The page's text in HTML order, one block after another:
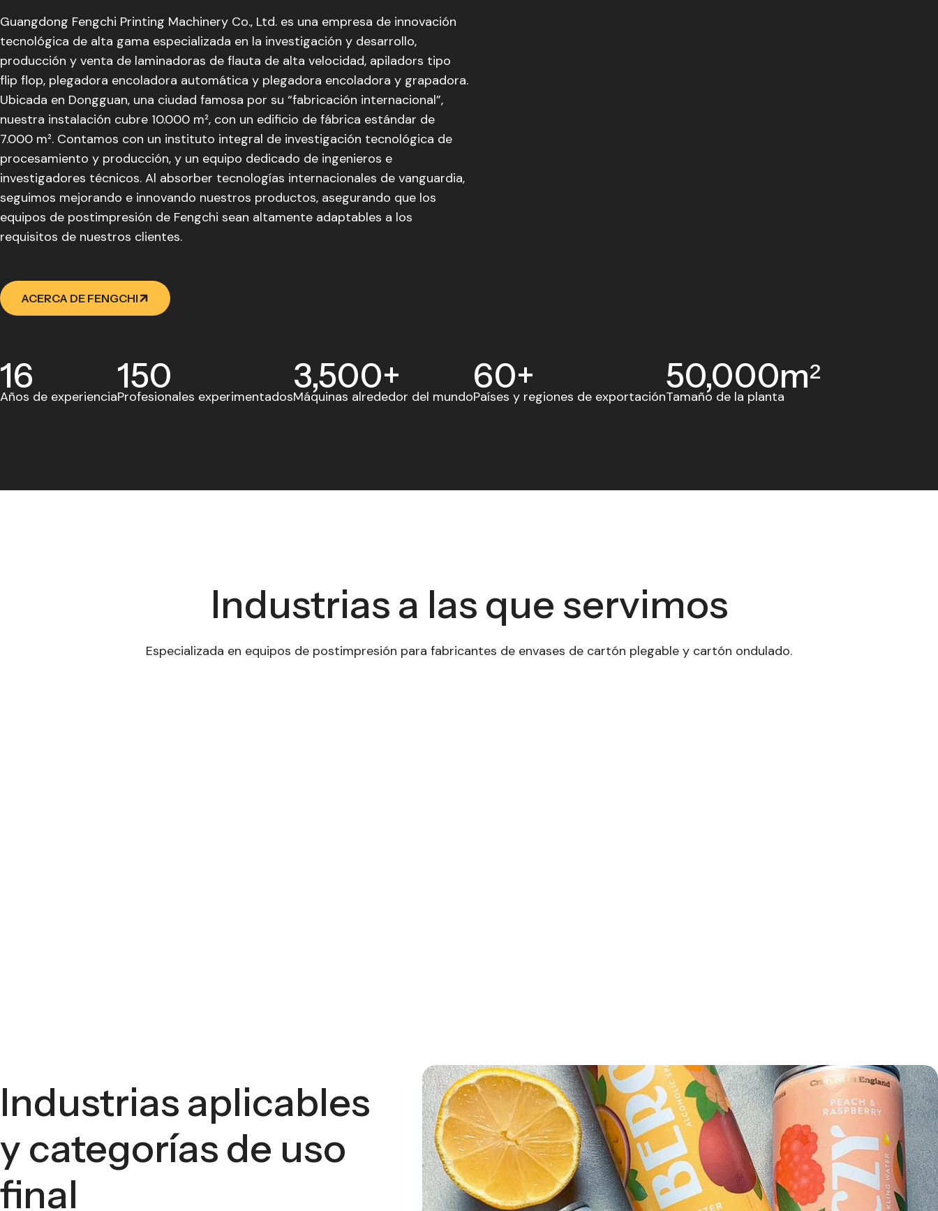
Guangdong Fengchi Printing Machinery Co., Ltd. es una empresa de innovación
tecnológica de alta gama especializada en la investigación y desarrollo,
producción y venta de laminadoras de flauta de alta velocidad, apiladors tipo
flip flop, plegadora encoladora automática y plegadora encoladora y grapadora.
Ubicada en Dongguan, una ciudad famosa por su “fabricación internacional”,
nuestra instalación cubre 10.000 m², con un edificio de fábrica estándar de
7.000 m². Contamos con un instituto integral de investigación tecnológica de
procesamiento y producción, y un equipo dedicado de ingenieros e
investigadores técnicos. Al absorber tecnologías internacionales de vanguardia,
seguimos mejorando e innovando nuestros productos, asegurando que los
equipos de postimpresión de Fengchi sean altamente adaptables a los
requisitos de nuestros clientes.
ACERCA DE FENGCHI
Años de experiencia
16
Profesionales experimentados
150
Máquinas alrededor del mundo
3,500+
Países y regiones de exportación
60+
Tamaño de la planta
50,000m²
Industrias a las que servimos
Especializada en equipos de postimpresión para fabricantes de envases de cartón plegable y cartón ondulado.
Industrias aplicables
y categorías de uso
final